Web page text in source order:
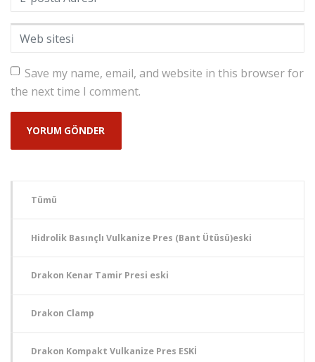
Web sitesi
Save my name, email, and website in this browser for
the next time I comment.
Tümü
Hidrolik Basınçlı Vulkanize Pres (Bant Ütüsü)eski
Drakon Kenar Tamir Presi eski
Drakon Clamp
Drakon Kompakt Vulkanize Pres ESKİ